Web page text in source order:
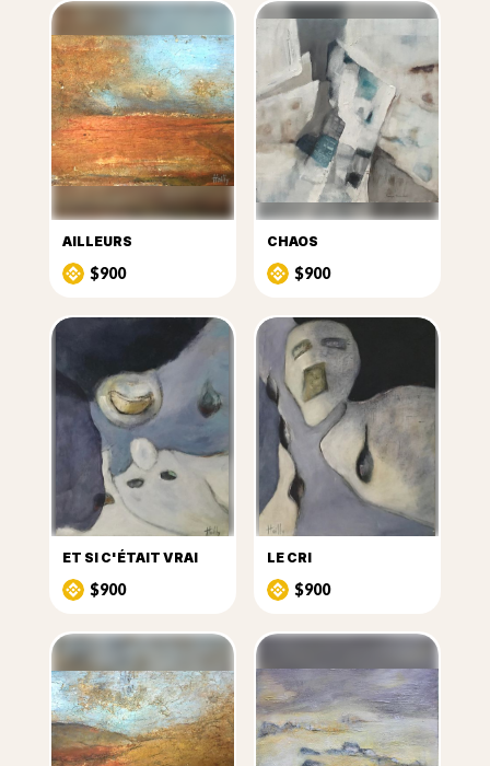
AILLEURS
$900
CHAOS
$900
ET SI C'ÉTAIT VRAI
$900
LE CRI
$900